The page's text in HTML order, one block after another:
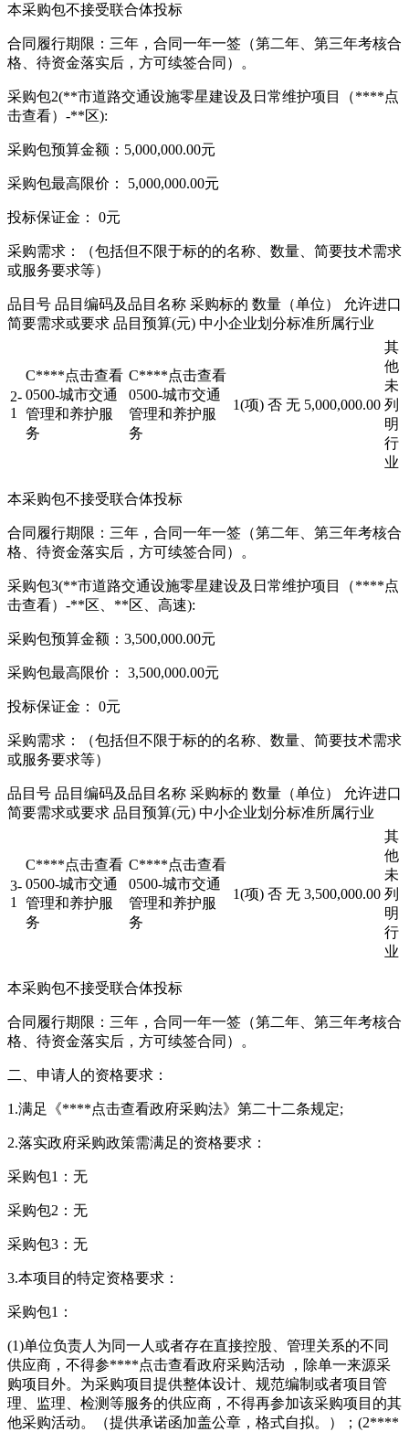
本采购包不接受联合体投标
合同履行期限：三年，合同一年一签（第二年、第三年考核合
格、待资金落实后，方可续签合同）。
采购包2(**市道路交通设施零星建设及日常维护项目（****点
击查看）-**区):
采购包预算金额：5,000,000.00元
采购包最高限价： 5,000,000.00元
投标保证金： 0元
采购需求：（包括但不限于标的的名称、数量、简要技术需求
或服务要求等）
品目号 品目编码及品目名称 采购标的 数量（单位） 允许进口
简要需求或要求 品目预算(元) 中小企业划分标准所属行业
2-
1
C****点击查看
0500-城市交通
管理和养护服
务
C****点击查看
0500-城市交通
管理和养护服
务
1(项) 否 无 5,000,000.00
其
他
未
列
明
行
业
本采购包不接受联合体投标
合同履行期限：三年，合同一年一签（第二年、第三年考核合
格、待资金落实后，方可续签合同）。
采购包3(**市道路交通设施零星建设及日常维护项目（****点
击查看）-**区、**区、高速):
采购包预算金额：3,500,000.00元
采购包最高限价： 3,500,000.00元
投标保证金： 0元
采购需求：（包括但不限于标的的名称、数量、简要技术需求
或服务要求等）
品目号 品目编码及品目名称 采购标的 数量（单位） 允许进口
简要需求或要求 品目预算(元) 中小企业划分标准所属行业
3-
1
C****点击查看
0500-城市交通
管理和养护服
务
C****点击查看
0500-城市交通
管理和养护服
务
1(项) 否 无 3,500,000.00
其
他
未
列
明
行
业
本采购包不接受联合体投标
合同履行期限：三年，合同一年一签（第二年、第三年考核合
格、待资金落实后，方可续签合同）。
二、申请人的资格要求：
1.满足《****点击查看政府采购法》第二十二条规定;
2.落实政府采购政策需满足的资格要求：
采购包1：无
采购包2：无
采购包3：无
3.本项目的特定资格要求：
采购包1：
(1)单位负责人为同一人或者存在直接控股、管理关系的不同
供应商，不得参****点击查看政府采购活动 ，除单一来源采
购项目外。为采购项目提供整体设计、规范编制或者项目管
理、监理、检测等服务的供应商，不得再参加该采购项目的其
他采购活动。（提供承诺函加盖公章，格式自拟。）；(2****